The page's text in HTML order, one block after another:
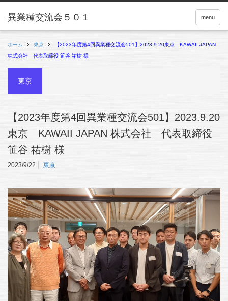
menu
ホーム 東京
【2023年度第4回異業種交流会501】2023.9.20東京 KAWAII JAPAN
株式会社 代表取締役 笹谷 祐樹 様
東京
【2023年度第4回異業種交流会501】2023.9.20
東京 KAWAII JAPAN 株式会社 代表取締役
笹谷 祐樹 様
2023/9/22 東京